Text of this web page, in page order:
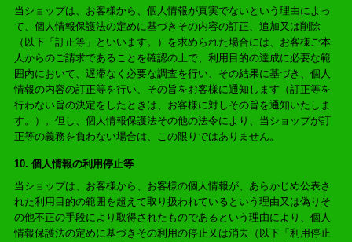
当ショップは、お客様から、個人情報が真実でないという理由によっ
て、個人情報保護法の定めに基づきその内容の訂正、追加又は削除
（以下「訂正等」といいます。）を求められた場合には、お客様ご本
人からのご請求であることを確認の上で、利用目的の達成に必要な範
囲内において、遅滞なく必要な調査を行い、その結果に基づき、個人
情報の内容の訂正等を行い、その旨をお客様に通知します（訂正等を
行わない旨の決定をしたときは、お客様に対しその旨を通知いたしま
す。）。但し、個人情報保護法その他の法令により、当ショップが訂
正等の義務を負わない場合は、この限りではありません。
10. 個人情報の利用停止等
当ショップは、お客様から、お客様の個人情報が、あらかじめ公表さ
れた利用目的の範囲を超えて取り扱われているという理由又は偽りそ
の他不正の手段により取得されたものであるという理由により、個人
情報保護法の定めに基づきその利用の停止又は消去（以下「利用停止